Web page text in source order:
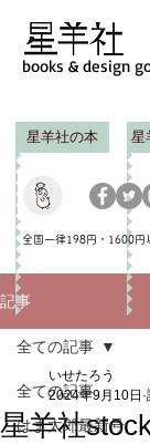
books & design
星羊社の本 星
全国一律198円・1600円
記事
全ての記事
はま太郎最新号
全ての記事
星羊社
いせたろう
2024年9月10日